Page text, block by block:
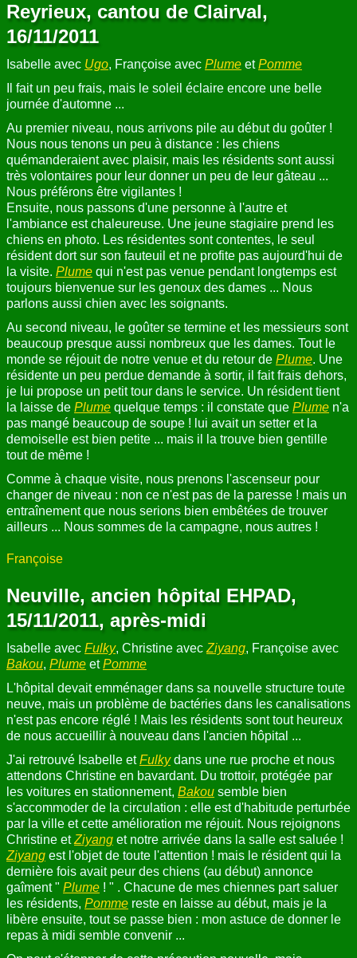
Reyrieux, cantou de Clairval,
16/11/2011
Isabelle avec Ugo, Françoise avec Plume etPomme
Il fait un peu frais, mais le soleil éclaire encore une belle
journée d'automne ...
Au premier niveau, nous arrivons pile au début du goûter !
Nous nous tenons un peu à distance : les chiens
quémanderaient avec plaisir, mais les résidents sont aussi
très volontaires pour leur donner un peu de leur gâteau ...
Nous préférons être vigilantes !
Ensuite, nous passons d'une personne à l'autre et
l'ambiance est chaleureuse. Une jeune stagiaire prend les
chiens en photo. Les résidentes sont contentes, le seul
résident dort sur son fauteuil et ne profite pas aujourd'hui de
la visite. Plume qui n'est pas venue pendant longtemps est
toujours bienvenue sur les genoux des dames ... Nous
parlons aussi chien avec les soignants.
Au second niveau, le goûter se termine et les messieurs sont
beaucoup presque aussi nombreux que les dames. Tout le
monde se réjouit de notre venue et du retour de Plume. Une
résidente un peu perdue demande à sortir, il fait frais dehors,
je lui propose un petit tour dans le service. Un résident tient
la laisse de Plume quelque temps : il constate que Plume n'a
pas mangé beaucoup de soupe ! lui avait un setter et la
demoiselle est bien petite ... mais il la trouve bien gentille
tout de même !
Comme à chaque visite, nous prenons l'ascenseur pour
changer de niveau : non ce n'est pas de la paresse ! mais un
entraînement que nous serions bien embêtées de trouver
ailleurs ... Nous sommes de la campagne, nous autres !
Françoise
Neuville, ancien hôpital EHPAD,
15/11/2011, après-midi
Isabelle avec Fulky, Christine avec Ziyang, Françoise avec
Bakou, Plume etPomme
L'hôpital devait emménager dans sa nouvelle structure toute
neuve, mais un problème de bactéries dans les canalisations
n'est pas encore réglé ! Mais les résidents sont tout heureux
de nous accueillir à nouveau dans l'ancien hôpital ...
J'ai retrouvé Isabelle etFulkydans une rue proche et nous
attendons Christine en bavardant. Du trottoir, protégée par
les voitures en stationnement, Bakou semble bien
s'accommoder de la circulation : elle est d'habitude perturbée
par la ville et cette amélioration me réjouit. Nous rejoignons
Christine etZiyang et notre arrivée dans la salle est saluée !
Ziyang est l'objet de toute l'attention ! mais le résident qui la
dernière fois avait peur des chiens (au début) annonce
gaîment " Plume ! " . Chacune de mes chiennes part saluer
les résidents, Pomme reste en laisse au début, mais je la
libère ensuite, tout se passe bien : mon astuce de donner le
repas à midi semble convenir ...